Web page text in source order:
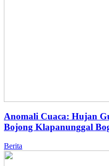
Anomali Cuaca: Hujan
Bojong Klapanunggal
Berita